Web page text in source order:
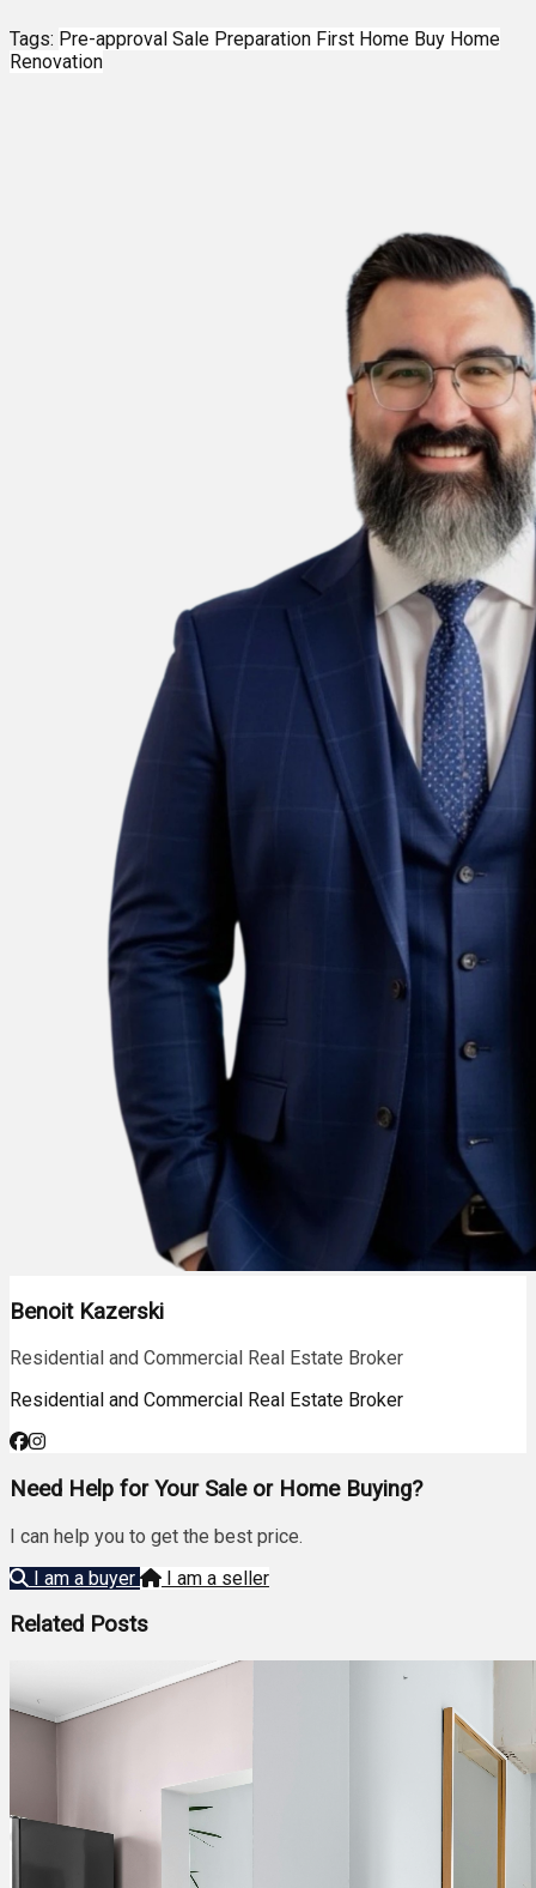
Tags: Pre-approval Sale Preparation First Home Buy Home
Renovation
Benoit Kazerski
Residential and Commercial Real Estate Broker
Residential and Commercial Real Estate Broker
Need Help for Your Sale or Home Buying?
I can help you to get the best price.
I am a buyer
I am a seller
Related Posts